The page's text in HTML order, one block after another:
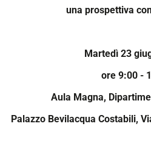
una prospettiva
Martedì 23
ore 9:00 -
Aula Magna,
Palazzo Bevilacqua Costabili,